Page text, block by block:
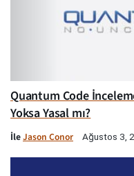
Quantum Code
Yoksa Yasal mı?
İleJason Conor Ağustos 3,